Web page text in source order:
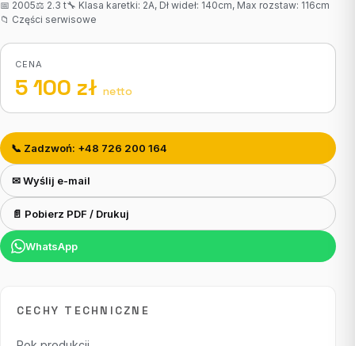
📅 2005⚖ 2.3 t🔧 Klasa karetki: 2A, Dł wideł: 140cm, Max rozstaw: 116cm
📁 Części serwisowe
CENA
5 100 zł netto
📞 Zadzwoń: +48 726 200 164
✉ Wyślij e-mail
📄 Pobierz PDF / Drukuj
WhatsApp
CECHY TECHNICZNE